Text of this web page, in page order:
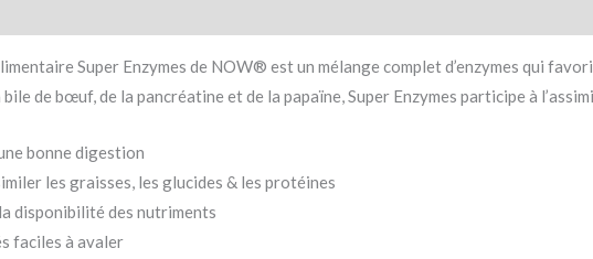
Super Enzymes de NOW® est un mélange complet d’enzymes qui
de bœuf, de la pancréatine et de la papaïne, Super Enzymes participe à
bonne digestion
les graisses, les glucides & les protéines
disponibilité des nutriments
faciles à avaler